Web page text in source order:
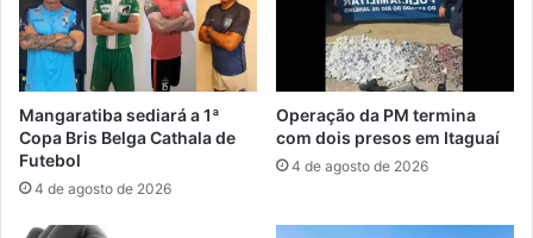
c
i
a
o
p
r
d
a
t
n
o
E
Mangaratiba sediará a 1ª
Copa Bris Belga Cathala de
Futebol
4 de agosto de 2026
Operação da PM termina
com dois presos em Itaguaí
4 de agosto de 2026